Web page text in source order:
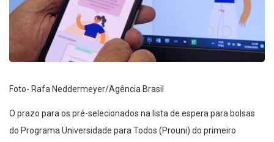
Foto- Rafa Neddermeyer/Agência Brasil
O prazo para os pré-selecionados na lista de espera para bolsas
do Programa Universidade para Todos (Prouni) do primeiro